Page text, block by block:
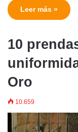
Leer más »
10
Oro
10.659